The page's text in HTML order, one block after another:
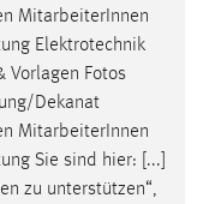
MitarbeiterInnen
Elektrotechnik
Vorlagen Fotos
Dekanat
MitarbeiterInnen
Sie sind hier: [...]
zu unterstützen“,